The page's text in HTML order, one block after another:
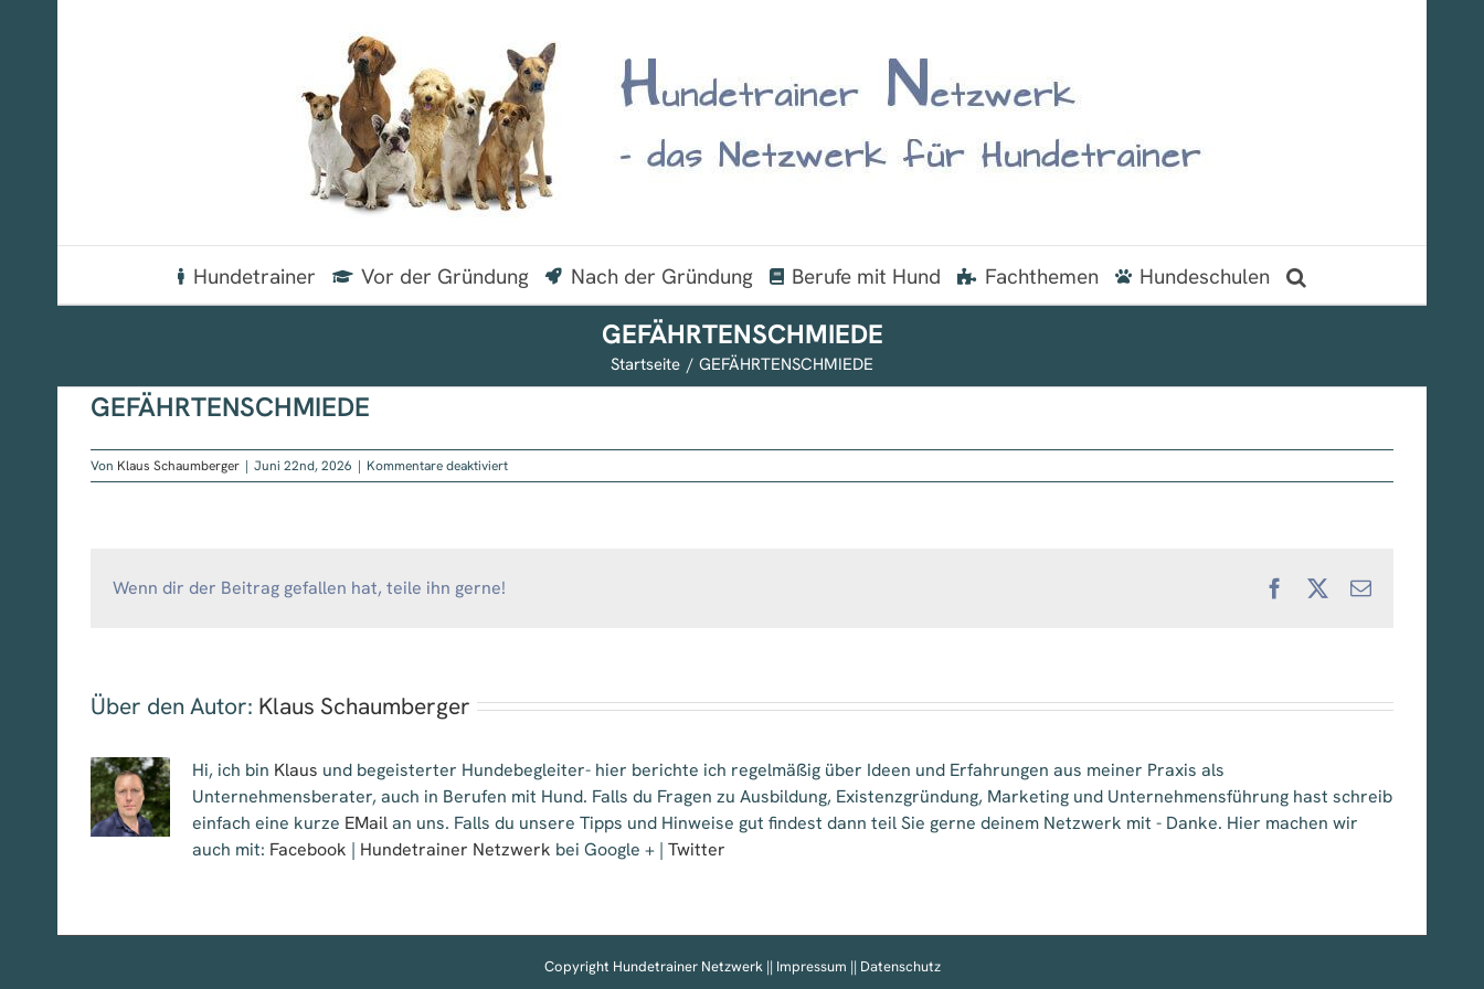
Hundetrainer Vor der Gründung Nach der Gründung Berufe mit Hund Fachthemen Hundeschulen
GEFÄHRTENSCHMIEDE
Startseite GEFÄHRTENSCHMIEDE
GEFÄHRTENSCHMIEDE
Von Klaus Schaumberger | Juni 22nd, 2026 | Kommentare deaktiviertfür
GEFÄHRTENSCHMIEDE
Wenn dir der Beitrag gefallen hat, teile ihn gerne! FacebookE-
Über den Autor: Klaus Schaumberger
Hi, ich bin Klaus und begeisterter Hundebegleiter- hier berichte ich regelmäßig über Ideen und Erfahrungen aus meiner Praxis als
Unternehmensberater, auch in Berufen mit Hund. Falls du Fragen zu Ausbildung, Existenzgründung, Marketing und Unternehmensführung hast schreib
einfach eine kurze EMailan uns. Falls du unsere Tipps und Hinweise gut findest dann teil Sie gerne deinem Netzwerk mit - Danke. Hier machen wir
auch mit: Facebook | Hundetrainer Netzwerk bei Google + | Twitter
Copyright Hundetrainer Netzwerk || Impressum || Datenschutz